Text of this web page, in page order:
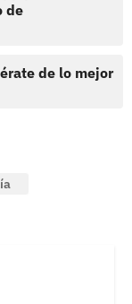
de
de lo mejor